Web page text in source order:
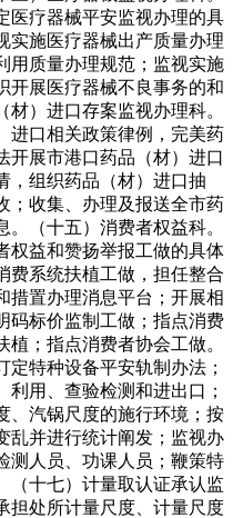
医疗器械平安监视办理的具
实施医疗器械出产质量办理
用质量办理规范；监视实施
开展医疗器械不良事务的和
）进口存案监视办理科。
进口相关政策律例，完美药
开展市港口药品（材）进口
，组织药品（材）进口抽
；收集、办理及报送全市药
（十五）消费者权益科。
权益和赞扬举报工做的具体
费系统扶植工做，担任整合
措置办理消息平台；开展相
码标价监制工做；指点消费
；指点消费者协会工做。
定特种设备平安轨制办法；
用、查验检测和进出口；
、汽锅尺度的施行环境；按
乱并进行统计阐发；监视办
测人员、功课人员；鞭策特
（十七）计量取认证承认监
担处所计量尺度、计量尺度